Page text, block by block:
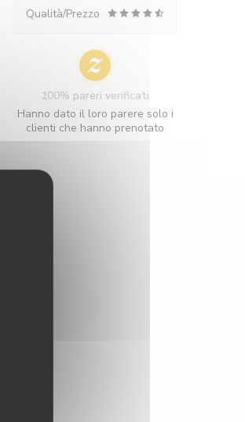
Qualità/Prezzo
100% pareri verificati
Hanno dato il loro parere solo i
clienti che hanno prenotato